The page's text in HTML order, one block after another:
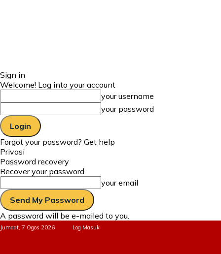
Sign in
Welcome! Log into your account
your username
your password
Forgot your password? Get help
Privasi
Password recovery
Recover your password
your email
A password will be e-mailed to you.
Jumaat, 7 Ogos 2026 Log Masuk